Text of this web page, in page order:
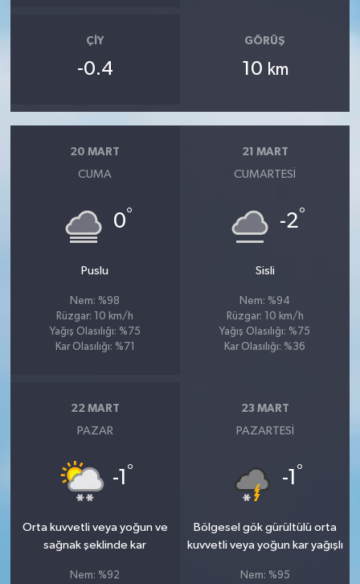
ÇIY
-0.4
GÖRÜŞ
10 km
20 MART
CUMA
0°
Puslu
Nem: %98
Rüzgar: 10 km/h
Yağış Olasılığı: %75
Kar Olasılığı: %71
21 MART
CUMARTESI
-2°
Sisli
Nem: %94
Rüzgar: 10 km/h
Yağış Olasılığı: %75
Kar Olasılığı: %36
22 MART
PAZAR
-1 °
Orta kuvvetli veya yoğun ve
sağnak şeklinde kar
Nem: %92
23 MART
PAZARTESI
-1 °
Bölgesel gök gürültülü orta
kuvvetli veya yoğun kar yağışlı
Nem: %95